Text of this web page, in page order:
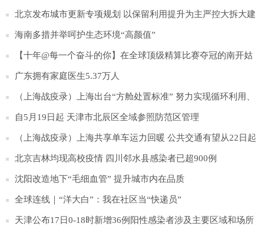
北京发布城市更新专项规划 以保留利用提升为主严控大拆大建
海南多措并举呵护生态环境“高颜值”
【十年@每一个奋斗的你】在全球顶级精算比赛夺冠的南开姑
娘：始终满怀期待地前行
广东拥有家庭医生5.37万人
（上海战疫录）上海出台“方舱处置标准” 努力实现循环利用、
资源再生、安全处置
自5月19日起 天津市北辰区全域参照防范区管理
（上海战疫录）上海共享单车运力回暖 公共交通有望从22日起
逐步恢复
北京吉林均现高校疫情 四川邻水县感染者已超900例
沈阳改造地下“毛细血管” 提升城市内在品质
全球连线｜“洋大白”：我在社区当“快递员”
天津公布17日0-18时新增36例阳性感染者涉及主要区域和场所